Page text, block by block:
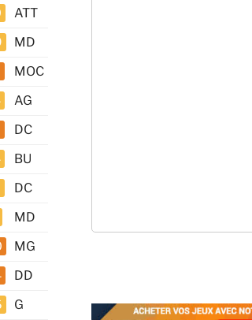
ATT
MD
MOC
AG
DC
BU
DC
MD
MG
DD
G